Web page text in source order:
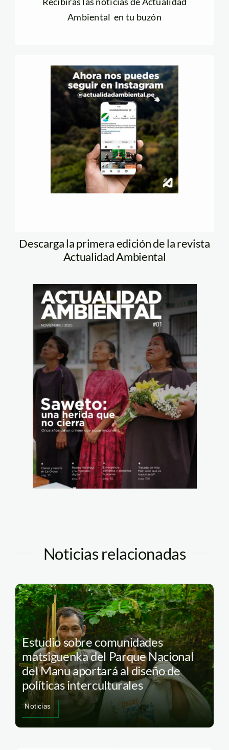
Ambiental en tu buzón
Descarga la primera edición de la revista
Actualidad Ambiental
Noticias relacionadas
Estudio sobre comunidades
matsiguenka del Parque Nacional
del Manu aportará al diseño de
políticas interculturales
Noticias